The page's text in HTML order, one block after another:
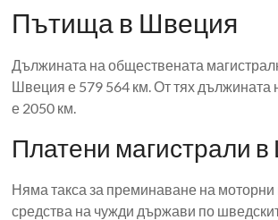
Пътища в Швеция
Дължината на обществената
Швеция е 579 564 км. От тях дължината
е 2050 км.
Платени магистрали
Няма такса за преминаване на моторни
средства на чужди държави по